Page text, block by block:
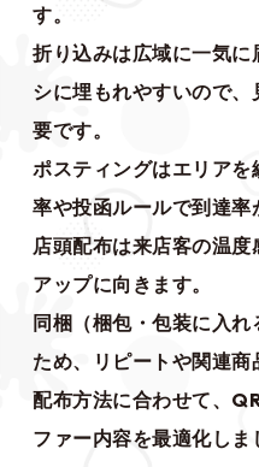
す。
折り込みは広域に一気
シに埋もれやすいので
要です。
ポスティングはエリア
率や投函ルールで到達率
店頭配布は来店客の温
アップに向きます。
同梱（梱包・包装に入れ
ため、リピートや関連商
配布方法に合わせて、
ファー内容を最適化しま